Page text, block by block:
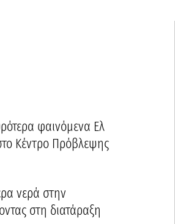
φαινόμενα Ελ
Κέντρο Πρόβλεψης
νερά στην
στη διατάραξη